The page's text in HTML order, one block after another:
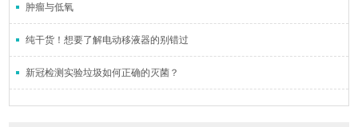
肿瘤与低氧
纯干货！想要了解电动移液器的别错过
新冠检测实验垃圾如何正确的灭菌？